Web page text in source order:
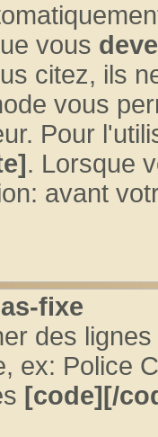
vous
citez, ils
vous
Pour
. Lorsque
avant
fixe
des
ex: Police
[code][/